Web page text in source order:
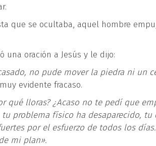
que se ocultaba, aquel hombre
una oración a Jesús y le dijo:
no pude mover la piedra ni un
evidente fracaso.
qué lloras? ¿Acaso no te pedí que
problema físico ha desaparecido, tu
por el esfuerzo de todos los
mi plan».